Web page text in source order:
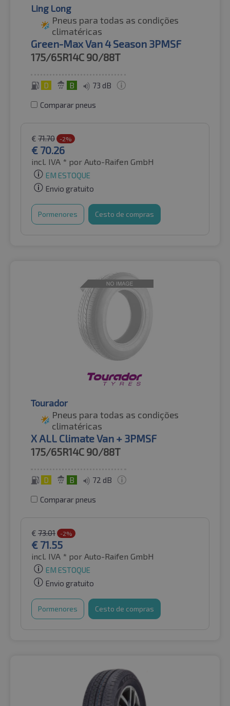
Ling Long
Pneus para todas as condições
climatéricas
Green-Max Van 4 Season 3PMSF
175/65R14C 90/88T
D B 73 dB
Comparar pneus
€ 71.70 -2%
€ 70.26
incl. IVA * por Auto-Raifen GmbH
EM ESTOQUE
Envio gratuito
Pormenores Cesto de compras
Tourador
Pneus para todas as condições
climatéricas
X ALL Climate Van + 3PMSF
175/65R14C 90/88T
D B 72 dB
Comparar pneus
€ 73.01 -2%
€ 71.55
incl. IVA * por Auto-Raifen GmbH
EM ESTOQUE
Envio gratuito
Pormenores Cesto de compras